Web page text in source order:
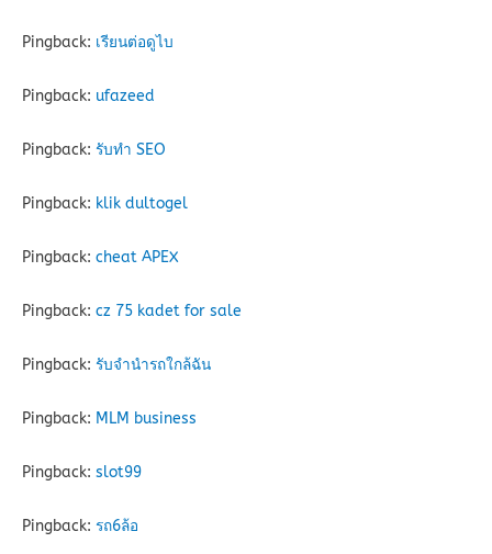
Pingback: เรียนต่อดูไบ
Pingback: ufazeed
Pingback: รับทำ SEO
Pingback: klik dultogel
Pingback: cheat APEX
Pingback: cz 75 kadet for sale
Pingback: รับจำนำรถใกล้ฉัน
Pingback: MLM business
Pingback: slot99
Pingback: รถ6ล้อ